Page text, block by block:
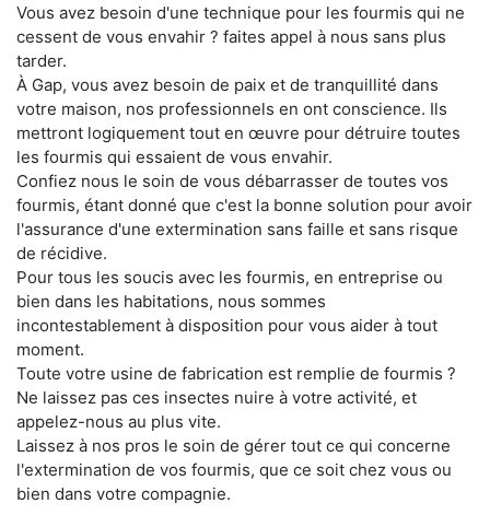
Vous avez besoin d'une technique pour les fourmis qui ne
cessent de vous envahir ? faites appel à nous sans plus
tarder.
À Gap, vous avez besoin de paix et de tranquillité dans
votre maison, nos professionnels en ont conscience. Ils
mettront logiquement tout en œuvre pour détruire toutes
les fourmis qui essaient de vous envahir.
Confiez nous le soin de vous débarrasser de toutes vos
fourmis, étant donné que c'est la bonne solution pour avoir
l'assurance d'une extermination sans faille et sans risque
de récidive.
Pour tous les soucis avec les fourmis, en entreprise ou
bien dans les habitations, nous sommes
incontestablement à disposition pour vous aider à tout
moment.
Toute votre usine de fabrication est remplie de fourmis ?
Ne laissez pas ces insectes nuire à votre activité, et
appelez-nous au plus vite.
Laissez à nos pros le soin de gérer tout ce qui concerne
l'extermination de vos fourmis, que ce soit chez vous ou
bien dans votre compagnie.